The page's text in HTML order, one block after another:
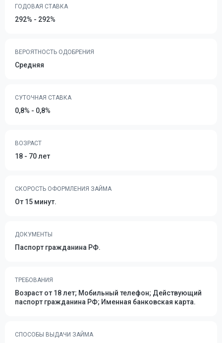
ГОДОВАЯ СТАВКА
292% - 292%
ВЕРОЯТНОСТЬ ОДОБРЕНИЯ
Средняя
СУТОЧНАЯ СТАВКА
0,8% - 0,8%
ВОЗРАСТ
18 - 70 лет
СКОРОСТЬ ОФОРМЛЕНИЯ ЗАЙМА
От 15 минут.
ДОКУМЕНТЫ
Паспорт гражданина РФ.
ТРЕБОВАНИЯ
Возраст от 18 лет; Мобильный телефон; Действующий
паспорт гражданина РФ; Именная банковская карта.
СПОСОБЫ ВЫДАЧИ ЗАЙМА